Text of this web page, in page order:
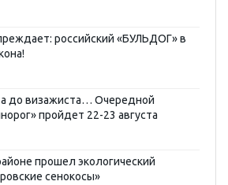
российский «БУЛЬДОГ» в
до визажиста… Очередной
пройдет 22-23 августа
прошел экологический
сенокосы»